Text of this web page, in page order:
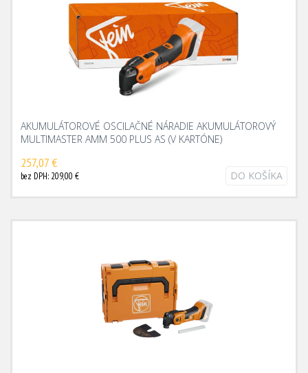
AKUMULÁTOROVÉ OSCILAČNÉ NÁRADIE AKUMULÁTOROVÝ
MULTIMASTER AMM 500 PLUS AS (V KARTÓNE)
257,07 €
bez DPH: 209,00 € DO KOŠÍKA